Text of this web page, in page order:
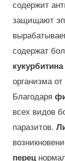
содержит
защищают
содержат
кукурбитина
организма
Благодаря
всех видов
паразитов.
перец